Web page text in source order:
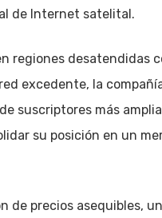
de Internet satelital.
regiones desatendidas
excedente, la
suscriptores más
su posición en un
de precios asequibles,